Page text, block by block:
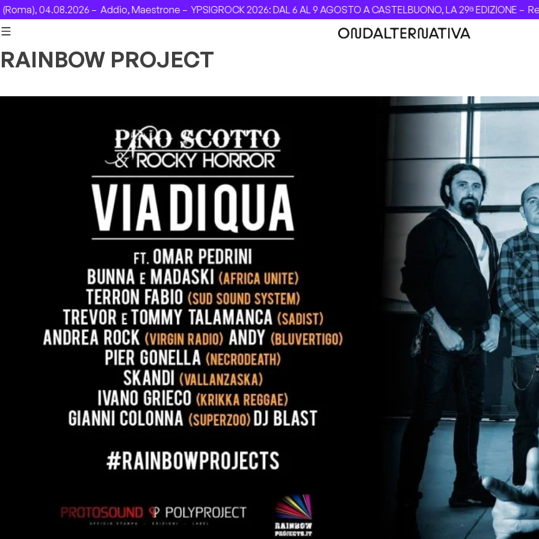
Skip to content
04.08.2026 –Addio, Maestrone –YPSIGROCK 2026: DAL 6 AL 9 AGOSTO A CASTELBUONO, LA 29ª EDIZIONE –
RAINBOW PROJECT